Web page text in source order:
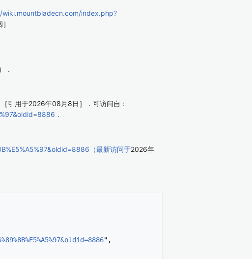
index.php?
．
引用于2026年08月8日］．可访问自：
．
（最新访问于2026年
",